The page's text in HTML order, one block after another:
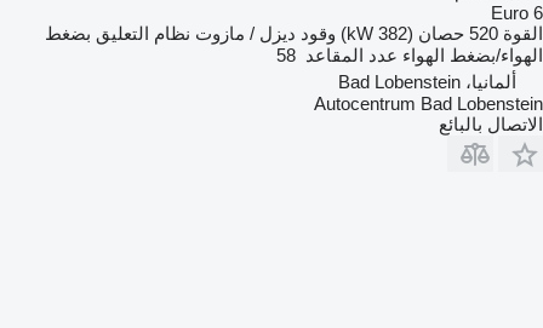
Euro 6
القوة 520 حصان (382 kW) وقود ديزل / مازوت نظام التعليق بضغط
الهواء/بضغط الهواء عدد المقاعد 58
ألمانيا، Bad Lobenstein
Autocentrum Bad Lobenstein
الاتصال بالبائع